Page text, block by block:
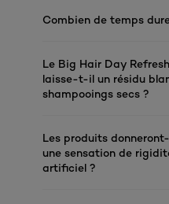
Combien de temps
Le Big Hair Day
laisse-t-il un résidu
shampooings secs ?
Les produits
une sensation de
artificiel ?